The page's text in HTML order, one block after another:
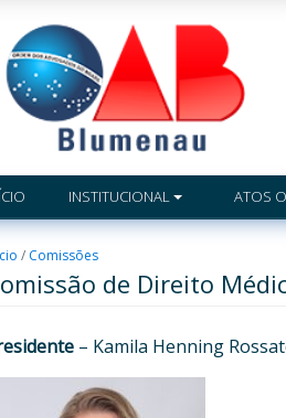
INSTITUCIONAL ATOS
/ Comissões
de Direito
– Kamila Henning